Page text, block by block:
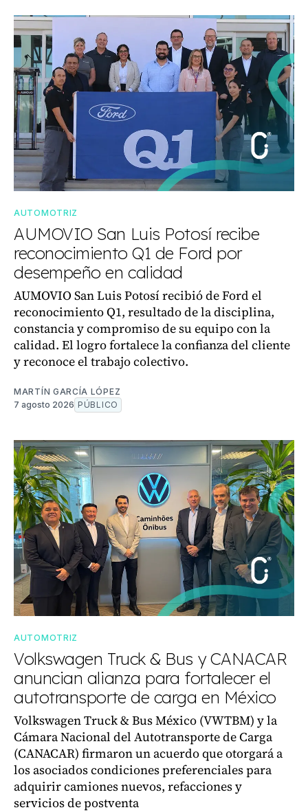
AUTOMOTRIZ
AUMOVIO San Luis Potosí recibe
reconocimiento Q1 de Ford por
desempeño en calidad
AUMOVIO San Luis Potosí recibió de Ford el
reconocimiento Q1, resultado de la disciplina,
constancia y compromiso de su equipo con la
calidad. El logro fortalece la confianza del cliente
y reconoce el trabajo colectivo.
MARTÍN GARCÍA LÓPEZ
7 agosto 2026 PÚBLICO
AUTOMOTRIZ
Volkswagen Truck & Bus y CANACAR
anuncian alianza para fortalecer el
autotransporte de carga en México
Volkswagen Truck & Bus México (VWTBM) y la
Cámara Nacional del Autotransporte de Carga
(CANACAR) firmaron un acuerdo que otorgará a
los asociados condiciones preferenciales para
adquirir camiones nuevos, refacciones y
servicios de postventa